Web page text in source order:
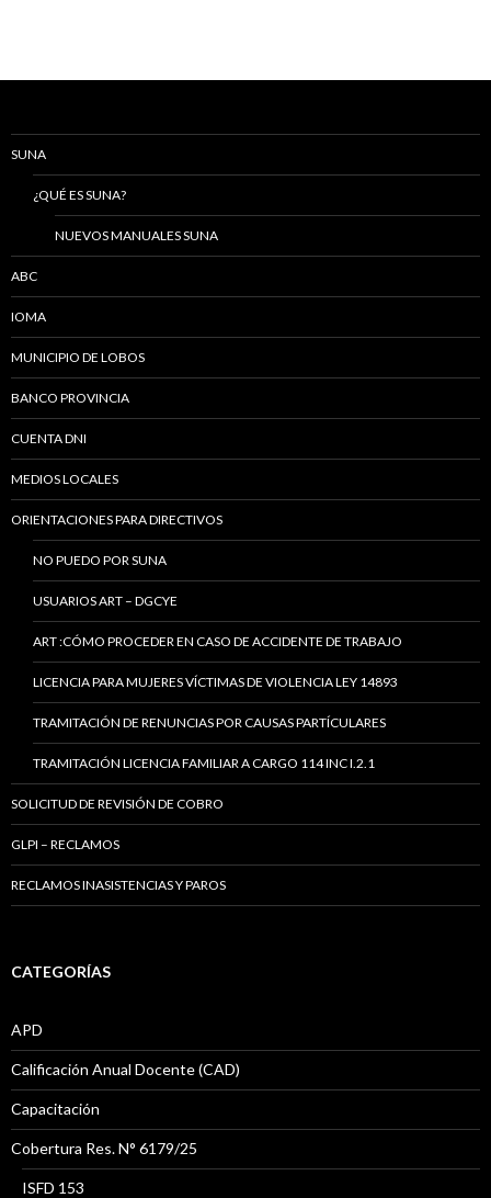
SUNA
¿QUÉ ES SUNA?
NUEVOS MANUALES SUNA
ABC
IOMA
MUNICIPIO DE LOBOS
BANCO PROVINCIA
CUENTA DNI
MEDIOS LOCALES
ORIENTACIONES PARA DIRECTIVOS
NO PUEDO POR SUNA
USUARIOS ART – DGCYE
ART :CÓMO PROCEDER EN CASO DE ACCIDENTE DE TRABAJO
LICENCIA PARA MUJERES VÍCTIMAS DE VIOLENCIA LEY 14893
TRAMITACIÓN DE RENUNCIAS POR CAUSAS PARTÍCULARES
TRAMITACIÓN LICENCIA FAMILIAR A CARGO 114 INC I.2.1
SOLICITUD DE REVISIÓN DE COBRO
GLPI – RECLAMOS
RECLAMOS INASISTENCIAS Y PAROS
CATEGORÍAS
APD
Calificación Anual Docente (CAD)
Capacitación
Cobertura Res. N° 6179/25
ISFD 153